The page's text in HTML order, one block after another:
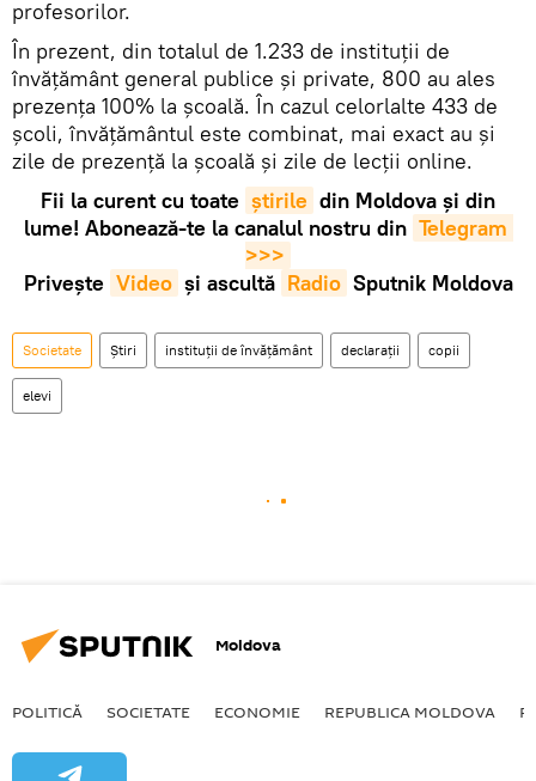
profesorilor.
În prezent, din totalul de 1.233 de instituții de
învățământ general publice și private, 800 au ales
prezența 100% la școală. În cazul celorlalte 433 de
școli, învățământul este combinat, mai exact au și
zile de prezență la școală și zile de lecții online.
Fii la curent cu toate știrile din Moldova și din
lume! Abonează-te la canalul nostru din Telegram
>>>
Privește Video și ascultă Radio Sputnik Moldova
Societate Știri instituții de învățământ declarații copii
elevi
Moldova
POLITICĂ SOCIETATE ECONOMIE REPUBLICA MOLDOVA